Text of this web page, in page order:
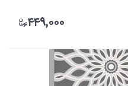
۴۴۹,۰۰۰